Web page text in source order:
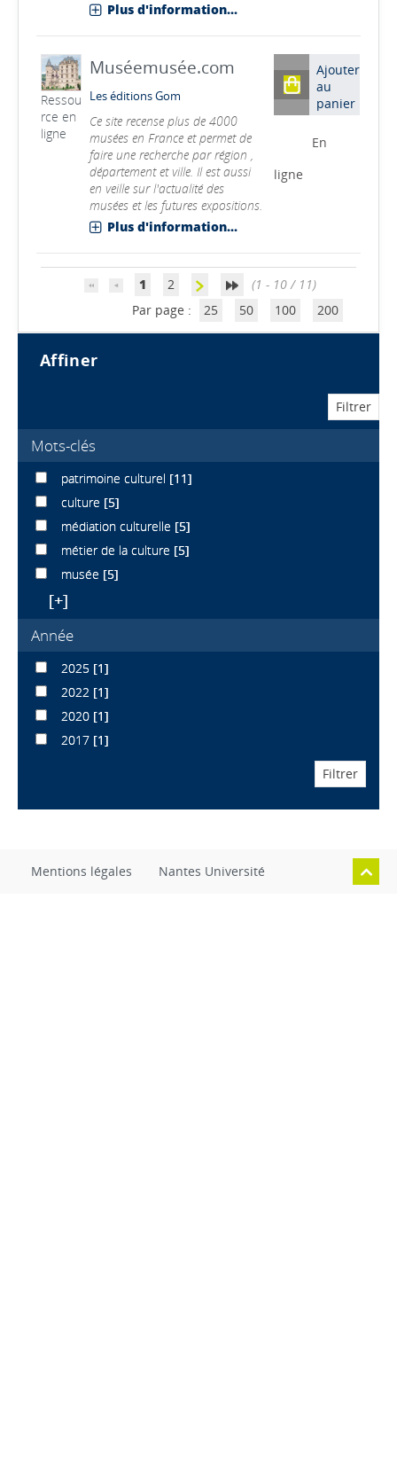
Plus d'information...
Ressou
rce en
ligne
Muséemusée.com
Les éditions Gom
Ce site recense plus de 4000
musées en France et permet de
faire une recherche par région ,
département et ville. Il est aussi
en veille sur l'actualité des
musées et les futures expositions.
Plus d'information...
Ajouter
au
panier
En
ligne
1 2
(1 - 10 / 11)
Par page :
25 50 100 200
affiner
Mots-clés
patrimoine culturel [11]
culture [5]
médiation culturelle [5]
métier de la culture [5]
musée [5]
[+]
Année
2025 [1]
2022 [1]
2020 [1]
2017 [1]
Mentions légales Nantes Université